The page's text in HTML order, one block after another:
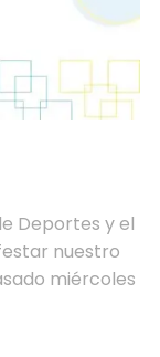
Deportes y el
nuestro
miércoles